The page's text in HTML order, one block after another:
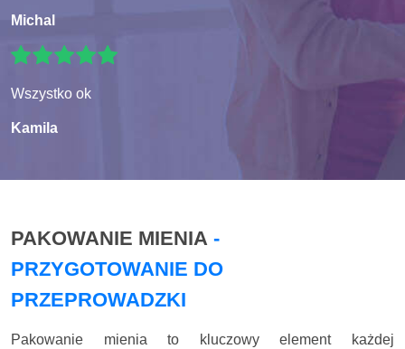
Michal
Wszystko ok
Kamila
PAKOWANIE MIENIA -
PRZYGOTOWANIE DO
PRZEPROWADZKI
Pakowanie mienia to kluczowy element każdej